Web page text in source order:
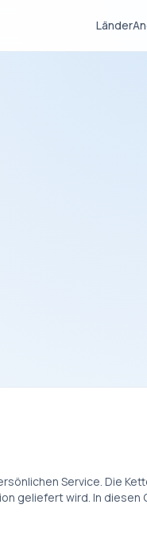
Länder
Service. Die
geliefert wird. In diesen